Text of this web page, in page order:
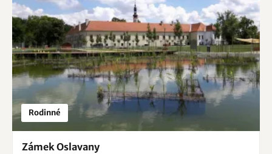
Rodinné
Zámek Oslavany